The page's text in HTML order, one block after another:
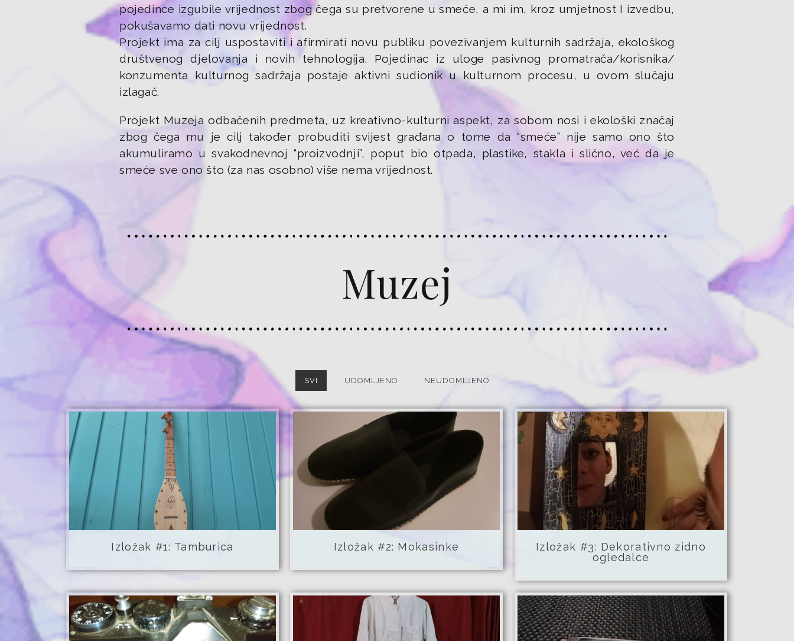
pojedince izgubile vrijednost zbog čega su pretvorene u smeće, a mi im, kroz umjetnost I izvedbu,
pokušavamo dati novu vrijednost.
Projekt ima za cilj uspostaviti i afirmirati novu publiku povezivanjem kulturnih sadržaja, ekološkog
društvenog djelovanja i novih tehnologija. Pojedinac iz uloge pasivnog promatrača/korisnika/
konzumenta kulturnog sadržaja postaje aktivni sudionik u kulturnom procesu, u ovom slučaju
izlagač.
Projekt Muzeja odbačenih predmeta, uz kreativno-kulturni aspekt, za sobom nosi i ekološki značaj
zbog čega mu je cilj također probuditi svijest građana o tome da “smeće” nije samo ono što
akumuliramo u svakodnevnoj “proizvodnji”, poput bio otpada, plastike, stakla i slično, već da je
smeće sve ono što (za nas osobno) više nema vrijednost.
Muzej
SVI UDOMLJENO NEUDOMLJENO
Izložak #1: Tamburica Izložak #2: Mokasinke
Izložak #3: Dekorativno zidno
ogledalce